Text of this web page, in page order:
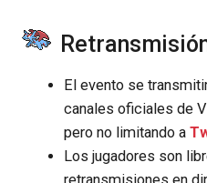
El evento se
canales oficiales de
pero no limitando a
Los jugadores son